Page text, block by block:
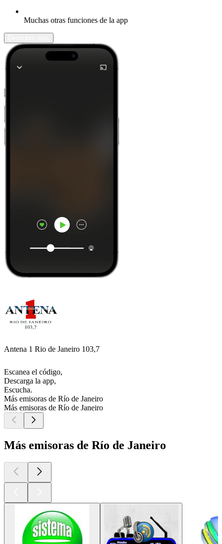
Muchas otras funciones de la app
Antena 1 Rio de Janeiro 103,7
Escanea el código,
Descarga la app,
Escucha.
Más emisoras de Río de Janeiro
Más emisoras de Río de Janeiro
Más emisoras de Río de Janeiro